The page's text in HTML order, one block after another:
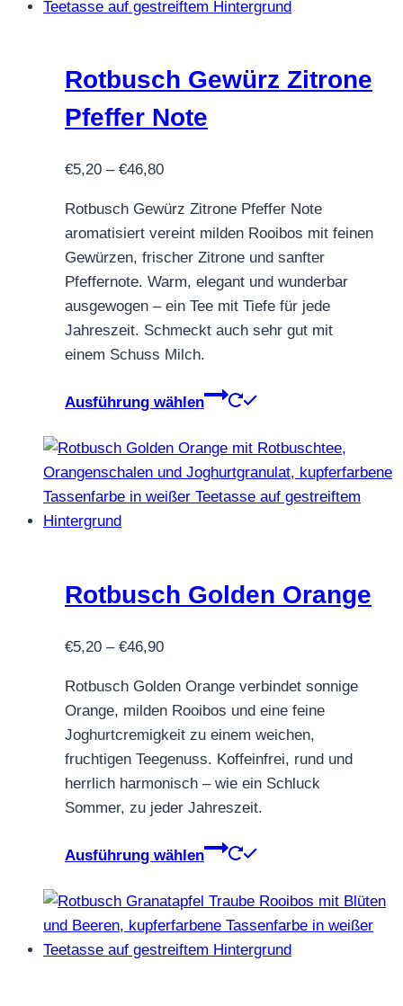
können
auf
Rotbusch Gewürz Zitrone
Pfeffer Note
€5,20 – €46,80Preisspanne:
bis
€46,80
Rotbusch Gewürz Zitrone Pfeffer Note
aromatisiert vereint milden Rooibos mit feinen
Gewürzen, frischer Zitrone und sanfter
Pfeffernote. Warm, elegant und wunderbar
ausgewogen – ein Tee mit Tiefe für jede
Jahreszeit. Schmeckt auch sehr gut mit
einem Schuss Milch.
Ausführung wählen
Dieses
weist
mehrere
Varianten
können
auf
gewählt
werden
Rotbusch Golden Orange
€5,20 – €46,90Preisspanne:
bis
€46,90
Rotbusch Golden Orange verbindet sonnige
Orange, milden Rooibos und eine feine
Joghurtcremigkeit zu einem weichen,
fruchtigen Teegenuss. Koffeinfrei, rund und
herrlich harmonisch – wie ein Schluck
Sommer, zu jeder Jahreszeit.
Ausführung wählen
Dieses
weist
mehrere
Varianten